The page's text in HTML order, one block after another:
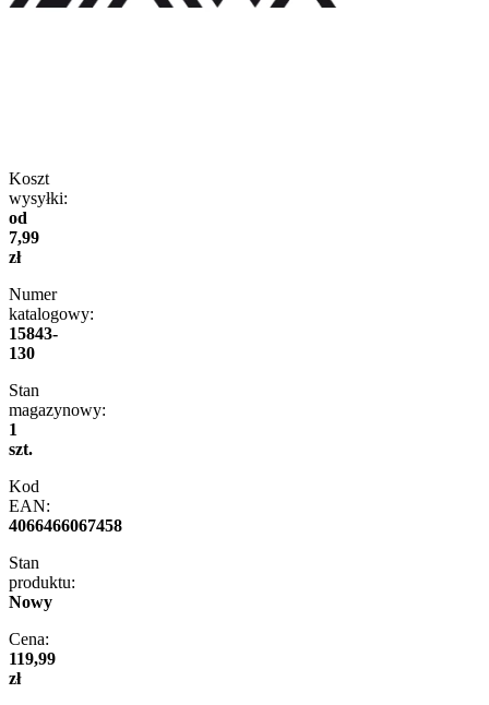
Koszt
wysyłki:
od
7,99
zł
Numer
katalogowy:
15843-
130
Stan
magazynowy:
1
szt.
Kod
EAN:
4066466067458
Stan
produktu:
Nowy
Cena:
119,99
zł